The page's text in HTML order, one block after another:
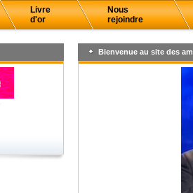
Livre
d'or
Nous
rejoindre
Bienvenue au site des